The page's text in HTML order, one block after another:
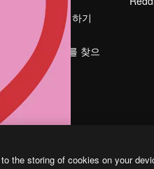
콘텐츠 판매하기
프레스룸
magnific.ai를 찾으
시나요?
the storing of cookies on your